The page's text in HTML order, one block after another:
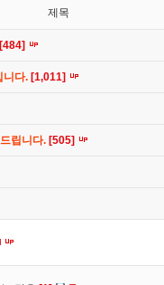
제목
[484]
니다. [1,011]
립니다. [505]